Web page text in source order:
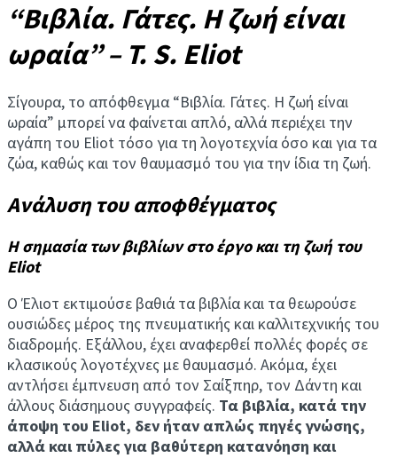
“Βιβλία. Γάτες. Η ζωή είναι
ωραία” – T. S. Eliot
Σίγουρα, το απόφθεγμα “Βιβλία. Γάτες. Η ζωή είναι
ωραία” μπορεί να φαίνεται απλό, αλλά περιέχει την
αγάπη του Eliot τόσο για τη λογοτεχνία όσο και για τα
ζώα, καθώς και τον θαυμασμό του για την ίδια τη ζωή.
Ανάλυση του αποφθέγματος
Η σημασία των βιβλίων στο έργο και τη ζωή του
Eliot
Ο Έλιοτ εκτιμούσε βαθιά τα βιβλία και τα θεωρούσε
ουσιώδες μέρος της πνευματικής και καλλιτεχνικής του
διαδρομής. Εξάλλου, έχει αναφερθεί πολλές φορές σε
κλασικούς λογοτέχνες με θαυμασμό. Ακόμα, έχει
αντλήσει έμπνευση από τον Σαίξπηρ, τον Δάντη και
άλλους διάσημους συγγραφείς. Τα βιβλία, κατά την
άποψη του Eliot, δεν ήταν απλώς πηγές γνώσης,
αλλά και πύλες για βαθύτερη κατανόηση και